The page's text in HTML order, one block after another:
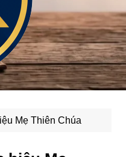
Mẹ Thiên Chúa